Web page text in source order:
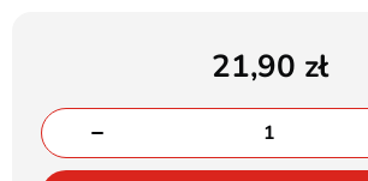
21,90